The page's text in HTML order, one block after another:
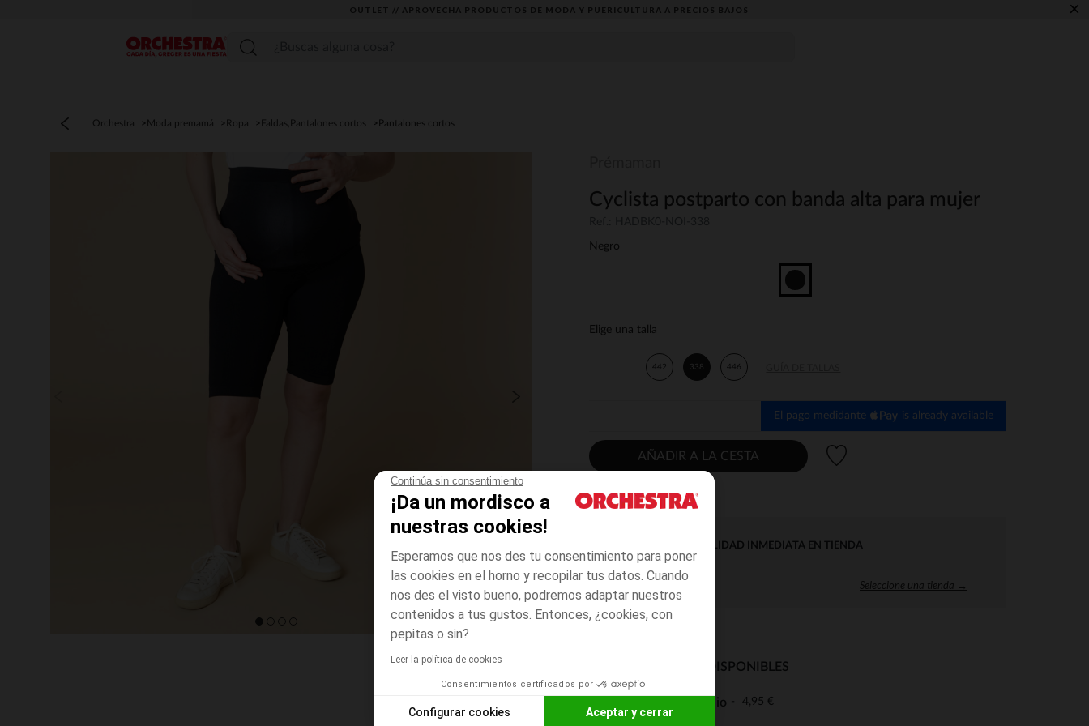
Continúa sin consentimiento
¡Da un mordisco a
nuestras cookies!
Esperamos que nos des tu consentimiento para poner
las cookies en el horno y recopilar tus datos. Cuando
nos des el visto bueno, podremos adaptar nuestros
contenidos a tus gustos. Entonces, ¿cookies, con
pepitas o sin?
Leer la política de cookies
Consentimientos certificados por
Configurar cookies Aceptar y cerrar
OUTLET // APROVECHA PRODUCTOS DE MODA Y PUERICULTURA A PRECIOS BAJOS ×
Menú
Orchestra Moda premamá Ropa Faldas,Pantalones cortos Pantalones cortos
Cyclista postparto con banda alta para mujer
Negro
Elige una talla
442 338 446
El pago medidante is already available
AÑADIR A LA CESTA
DISPONIBILIDAD INMEDIATA EN TIENDA
Seleccione una tienda →
MODOS DE ENVÍO DISPONIBLES
Entrega a domicilio 4,95 €
De 5 a 8 días